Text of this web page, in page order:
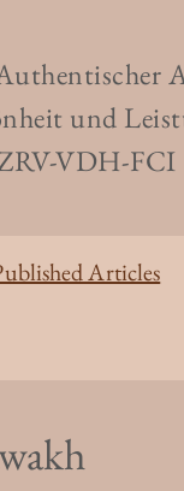
und
VDH-FCI
Articles